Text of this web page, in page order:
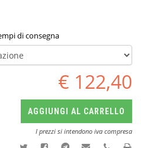
di consegna
€ 122,40
AGGIUNGI AL CARRELLO
I prezzi si intendono iva compresa